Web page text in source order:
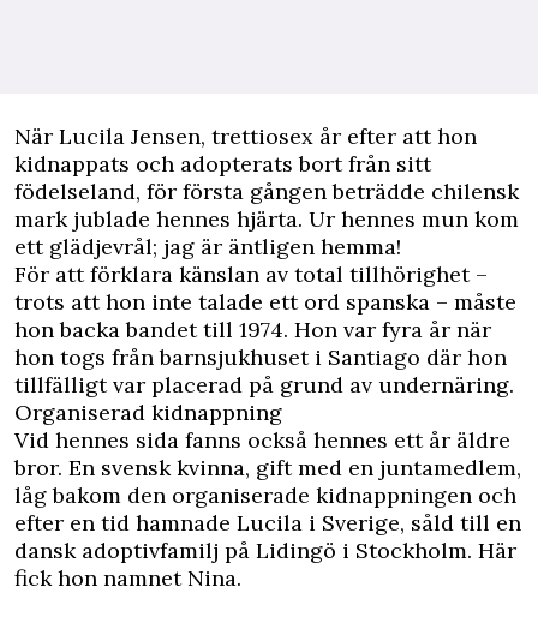
När Lucila Jensen, trettiosex år efter att hon
kidnappats och adopterats bort från sitt
födelseland, för första gången beträdde chilensk
mark jublade hennes hjärta. Ur hennes mun kom
ett glädjevrål; jag är äntligen hemma!
För att förklara känslan av total tillhörighet –
trots att hon inte talade ett ord spanska – måste
hon backa bandet till 1974. Hon var fyra år när
hon togs från barnsjukhuset i Santiago där hon
tillfälligt var placerad på grund av undernäring.
Organiserad kidnappning
Vid hennes sida fanns också hennes ett år äldre
bror. En svensk kvinna, gift med en juntamedlem,
låg bakom den organiserade kidnappningen och
efter en tid hamnade Lucila i Sverige, såld till en
dansk adoptivfamilj på Lidingö i Stockholm. Här
fick hon namnet Nina.